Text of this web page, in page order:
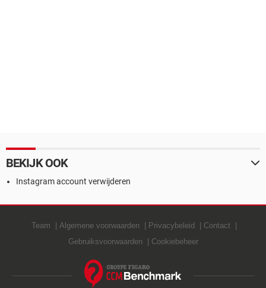
BEKIJK OOK
Instagram account verwijderen
Team Algemene voorwaarden Privacybeleid
Contact
Gebruiksvoorwaarden
Cookiebeheer